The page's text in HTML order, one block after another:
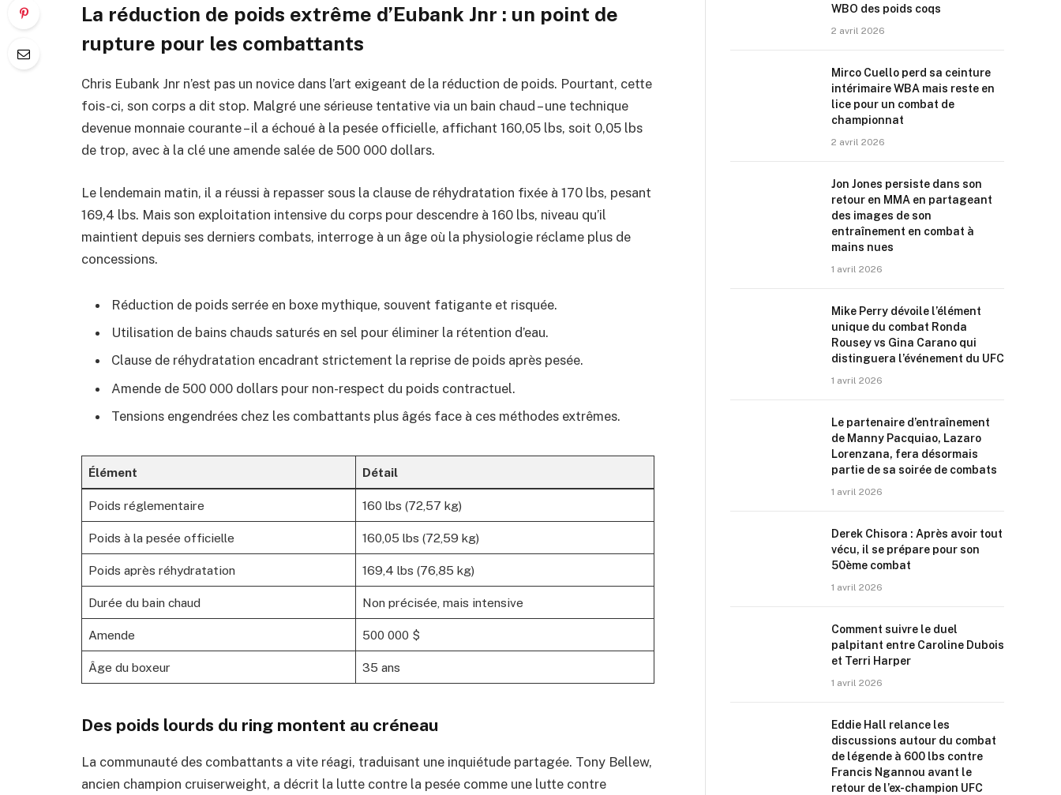
La réduction de poids extrême d’Eubank Jnr : un point de
rupture pour les combattants
Chris Eubank Jnr n’est pas un novice dans l’art exigeant de la réduction de poids. Pourtant, cette
fois-ci, son corps a dit stop. Malgré une sérieuse tentative via un bain chaud – une technique
devenue monnaie courante – il a échoué à la pesée officielle, affichant 160,05 lbs, soit 0,05 lbs
de trop, avec à la clé une amende salée de 500 000 dollars.
Le lendemain matin, il a réussi à repasser sous la clause de réhydratation fixée à 170 lbs, pesant
169,4 lbs. Mais son exploitation intensive du corps pour descendre à 160 lbs, niveau qu’il
maintient depuis ses derniers combats, interroge à un âge où la physiologie réclame plus de
concessions.
Réduction de poids serrée en boxe mythique, souvent fatigante et risquée.
Utilisation de bains chauds saturés en sel pour éliminer la rétention d’eau.
Clause de réhydratation encadrant strictement la reprise de poids après pesée.
Amende de 500 000 dollars pour non-respect du poids contractuel.
Tensions engendrées chez les combattants plus âgés face à ces méthodes extrêmes.
Élément Détail
Poids réglementaire 160 lbs (72,57 kg)
Poids à la pesée officielle 160,05 lbs (72,59 kg)
Poids après réhydratation 169,4 lbs (76,85 kg)
Durée du bain chaud Non précisée, mais intensive
Amende 500 000 $
Âge du boxeur 35 ans
Des poids lourds du ring montent au créneau
La communauté des combattants a vite réagi, traduisant une inquiétude partagée. Tony Bellew,
ancien champion cruiserweight, a décrit la lutte contre la pesée comme une lutte contre
WBO des poids coqs
2 avril 2026
Mirco Cuello perd sa ceinture
intérimaire WBA mais reste en
lice pour un combat de
championnat
2 avril 2026
Jon Jones persiste dans son
retour en MMA en partageant
des images de son
entraînement en combat à
mains nues
1 avril 2026
Mike Perry dévoile l’élément
unique du combat Ronda
Rousey vs Gina Carano qui
distinguera l’événement du UFC
1 avril 2026
Le partenaire d’entraînement
de Manny Pacquiao, Lazaro
Lorenzana, fera désormais
partie de sa soirée de combats
1 avril 2026
Derek Chisora : Après avoir tout
vécu, il se prépare pour son
50ème combat
1 avril 2026
Comment suivre le duel
palpitant entre Caroline Dubois
et Terri Harper
1 avril 2026
Eddie Hall relance les
discussions autour du combat
de légende à 600 lbs contre
Francis Ngannou avant le
retour de l’ex-champion UFC